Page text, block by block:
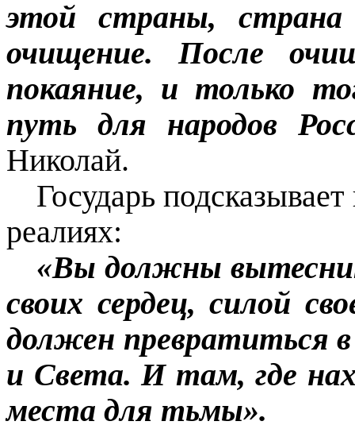
этой страны,
очищение. После
покаяние, и только
путь для народов
Николай.
Государь
реалиях:
«Вы должны
своих сердец, силой
должен превратиться
и Света. И там, где
места для тьмы».